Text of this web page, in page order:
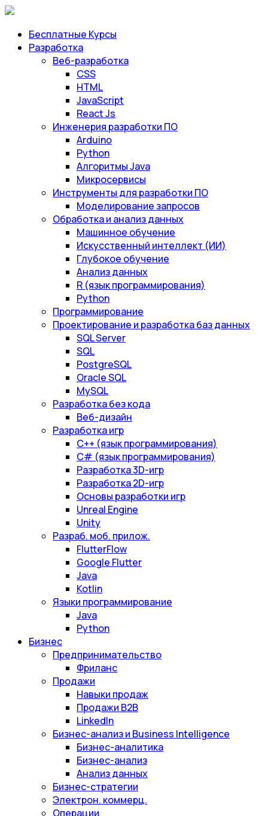
Бесплатные Курсы
Разработка
Веб-разработка
CSS
HTML
JavaScript
React Js
Инженерия разработки ПО
Arduino
Python
Алгоритмы Java
Микросервисы
Инструменты для разработки ПО
Моделирование запросов
Обработка и анализ данных
Машинное обучение
Искусственный интеллект (ИИ)
Глубокое обучение
Анализ данных
R (язык программирования)
Python
Программирование
Проектирование и разработка баз данных
SQL Server
SQL
PostgreSQL
Oracle SQL
MySQL
Разработка без кода
Веб-дизайн
Разработка игр
С++ (язык программирования)
С# (язык программирования)
Разработка 3D-игр
Разработка 2D-игр
Основы разработки игр
Unreal Engine
Unity
Разраб. моб. прилож.
FlutterFlow
Google Flutter
Java
Kotlin
Языки программирование
Java
Python
Бизнес
Предпринимательство
Фриланс
Продажи
Навыки продаж
Продажи B2B
LinkedIn
Бизнес-анализ и Business Intelligence
Бизнес-аналитика
Бизнес-анализ
Анализ данных
Бизнес-стратегии
Электрон. коммерц.
Операции